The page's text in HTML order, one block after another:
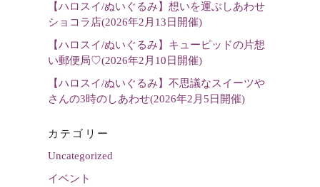
【ハロスイ/ぬいぐるみ】想いを運ぶしあわせ
ショコラ店(2026年2月13日開催)
【ハロスイ/ぬいぐるみ】キューピッドの片想
い郵便局♡(2026年2月10日開催)
【ハロスイ/ぬいぐるみ】不思議なスイーツや
さんの3時のしあわせ(2026年2月5日開催)
カテゴリー
Uncategorized
イベント